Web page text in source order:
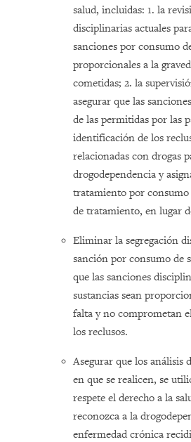
salud, incluidas: 1. la
disciplinarias actuales
sanciones por consumo
proporcionales a la
cometidas; 2. la
asegurar que las
de las permitidas por las
identificación de los
relacionadas con drogas
drogodependencia y
tratamiento por consumo
de tratamiento, en lugar
Eliminar la segregación
sanción por consumo de
que las sanciones
sustancias sean
falta y no comprometan
los reclusos.
Asegurar que los análisis
en que se realicen, se
respete el derecho a la
reconozca a la
enfermedad crónica